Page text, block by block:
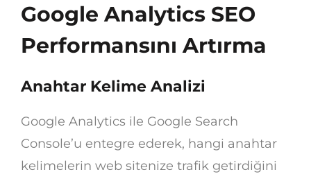
Google Analytics SEO
Performansını Artırma
Anahtar Kelime Analizi
Google Analytics ile Google Search
Console’u entegre ederek, hangi anahtar
kelimelerin web sitenize trafik getirdiğini